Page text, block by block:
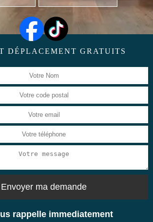
DÉPLACEMENT GRATUITS
rappelle immediatement